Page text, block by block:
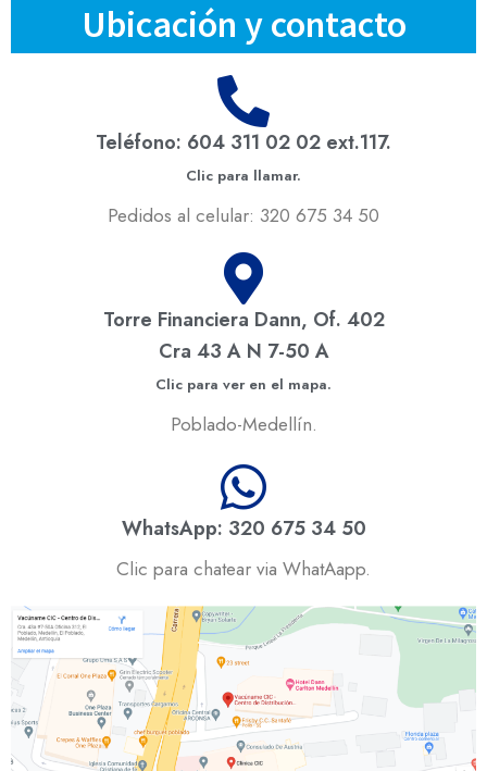
Ubicación y contacto
Teléfono: 604 311 02 02 ext.117.
Clic para llamar.
Pedidos al celular: 320 675 34 50
Torre Financiera Dann, Of. 402
Cra 43 A N 7-50 A
Clic para ver en el mapa.
Poblado-Medellín.
WhatsApp: 320 675 34 50
Clic para chatear via WhatAapp.